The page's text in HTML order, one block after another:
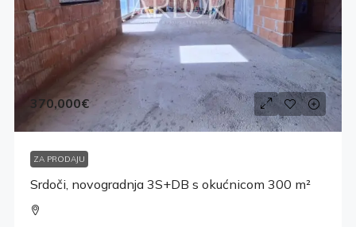
370,000€
ZA PRODAJU
Srdoči, novogradnja 3S+DB s okućnicom 300 m²